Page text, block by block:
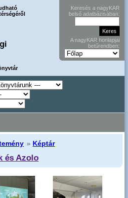
Keresés a nagyKAR
belső adatbázisában:
A nagyKAR honlapjai
betűrendben:
» Képtár
és Azolo